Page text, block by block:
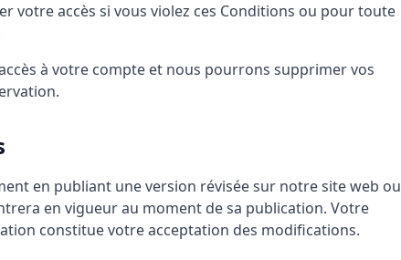
votre accès si vous violez ces Conditions ou pour toute
à votre compte et nous pourrons supprimer vos
en publiant une version révisée sur notre site web ou
en vigueur au moment de sa publication. Votre
constitue votre acceptation des modifications.